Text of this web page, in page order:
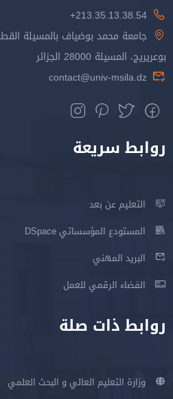
213.35.13.38.54+
جامعة محمد بوضياف بالمسيلة
بوعريريج، المسيلة 28000 الجزائر
contact@univ-msila.dz
روابط سريعة
التعليم عن بعد
المستودع المؤسساتي DSpace
البريد المهني
الفضاء الرقمي للعمل
روابط ذات صلة
وزارة التعليم العالي و البحث العلمي